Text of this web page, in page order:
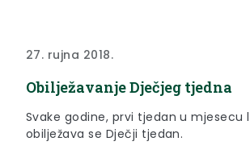
27. rujna 2018.
Obilježavanje Dječjeg tjedna
Svake godine, prvi tjedan u mjesecu
obilježava se Dječji tjedan.